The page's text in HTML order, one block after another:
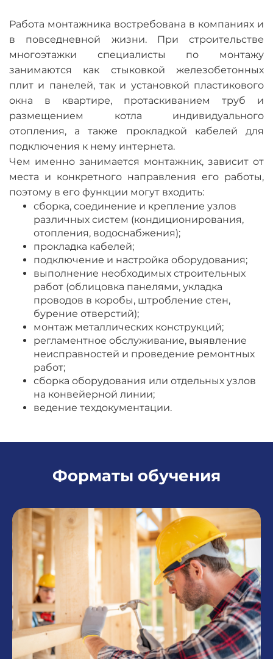
Работа монтажника востребована в компаниях и
в повседневной жизни. При строительстве
многоэтажки специалисты по монтажу
занимаются как стыковкой железобетонных
плит и панелей, так и установкой пластикового
окна в квартире, протаскиванием труб и
размещением котла индивидуального
отопления, а также прокладкой кабелей для
подключения к нему интернета.
Чем именно занимается монтажник, зависит от
места и конкретного направления его работы,
поэтому в его функции могут входить:
сборка, соединение и крепление узлов
различных систем (кондиционирования,
отопления, водоснабжения);
прокладка кабелей;
подключение и настройка оборудования;
выполнение необходимых строительных
работ (облицовка панелями, укладка
проводов в коробы, штробление стен,
бурение отверстий);
монтаж металлических конструкций;
регламентное обслуживание, выявление
неисправностей и проведение ремонтных
работ;
сборка оборудования или отдельных узлов
на конвейерной линии;
ведение техдокументации.
Форматы обучения